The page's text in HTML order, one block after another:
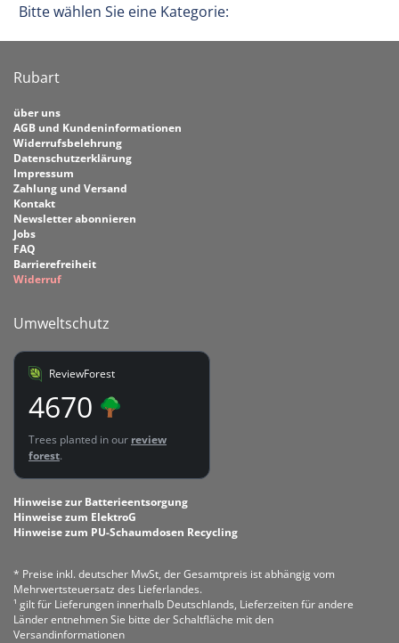
Bitte wählen Sie eine Kategorie:
Rubart
über uns
AGB und Kundeninformationen
Widerrufsbelehrung
Datenschutzerklärung
Impressum
Zahlung und Versand
Kontakt
Newsletter abonnieren
Jobs
FAQ
Barrierefreiheit
Widerruf
Umweltschutz
ReviewForest
4670
Trees planted in our review
forest.
Hinweise zur Batterieentsorgung
Hinweise zum ElektroG
Hinweise zum PU-Schaumdosen Recycling
* Preise inkl. deutscher MwSt, der Gesamtpreis ist abhängig vom
Mehrwertsteuersatz des Lieferlandes.
¹ gilt für Lieferungen innerhalb Deutschlands, Lieferzeiten für andere
Länder entnehmen Sie bitte der Schaltfläche mit den
Versandinformationen